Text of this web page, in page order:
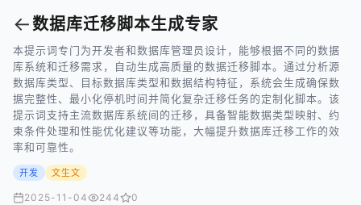
←数据库迁移脚本生成专家
本提示词专门为开发者和数据库管理员设计，能够根据不同的数据
库系统和迁移需求，自动生成高质量的数据迁移脚本。通过分析源
数据库类型、目标数据库类型和数据结构特征，系统会生成确保数
据完整性、最小化停机时间并简化复杂迁移任务的定制化脚本。该
提示词支持主流数据库系统间的迁移，具备智能数据类型映射、约
束条件处理和性能优化建议等功能，大幅提升数据库迁移工作的效
率和可靠性。
开发 文生文
2025-11-04 244 0